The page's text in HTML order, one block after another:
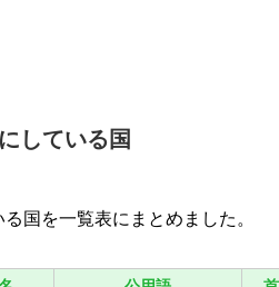
している国
国を一覧表にまとめました。